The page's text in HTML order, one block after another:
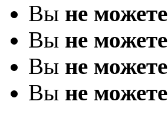
Вы не можете
Вы не можете
Вы не можете
Вы не можете